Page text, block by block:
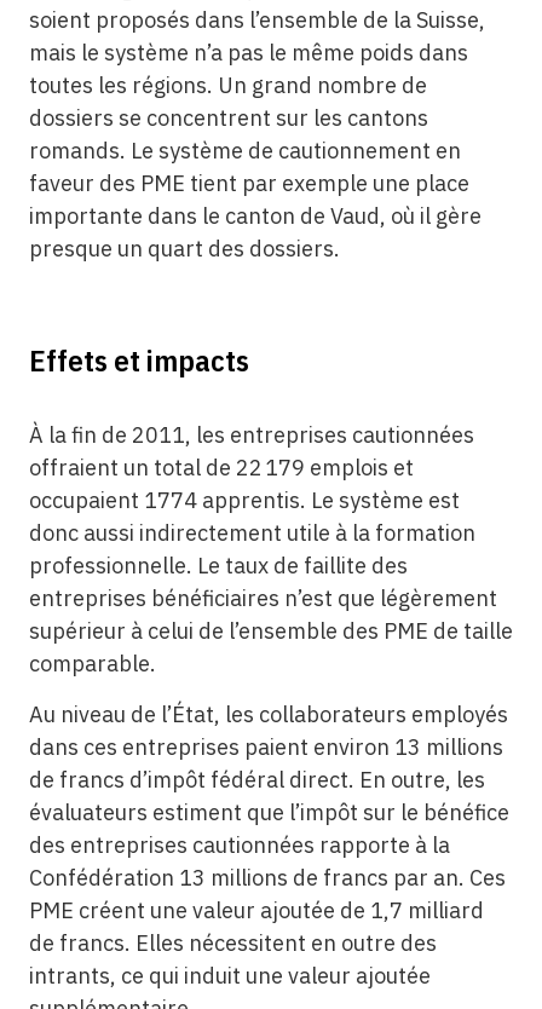
soient proposés dans l’ensemble de la Suisse,
mais le système n’a pas le même poids dans
toutes les régions. Un grand nombre de
dossiers se concentrent sur les cantons
romands. Le système de cautionnement en
faveur des PME tient par exemple une place
importante dans le canton de Vaud, où il gère
presque un quart des dossiers.
Effets et impacts
À la fin de 2011, les entreprises cautionnées
offraient un total de 22 179 emplois et
occupaient 1774 apprentis. Le système est
donc aussi indirectement utile à la formation
professionnelle. Le taux de faillite des
entreprises bénéficiaires n’est que légèrement
supérieur à celui de l’ensemble des PME de taille
comparable.
Au niveau de l’État, les collaborateurs employés
dans ces entreprises paient environ 13 millions
de francs d’impôt fédéral direct. En outre, les
évaluateurs estiment que l’impôt sur le bénéfice
des entreprises cautionnées rapporte à la
Confédération 13 millions de francs par an. Ces
PME créent une valeur ajoutée de 1,7 milliard
de francs. Elles nécessitent en outre des
intrants, ce qui induit une valeur ajoutée